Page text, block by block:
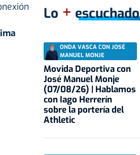
Lo + escuchado
ONDA VASCA CON JOSÉ
MANUEL MONJE
Movida Deportiva con
José Manuel Monje
(07/08/26) | Hablamos
con Iago Herrerín
sobre la portería del
Athletic